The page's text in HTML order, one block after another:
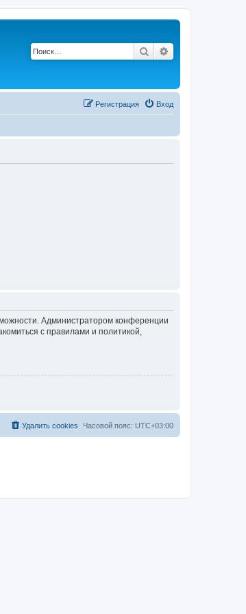
Поиск
Вход
Регистрация
Администратором конференции
с правилами и политикой,
Часовой пояс: UTC+03:00
Удалить cookies